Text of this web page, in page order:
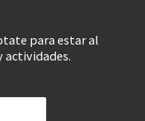
para estar al
actividades.